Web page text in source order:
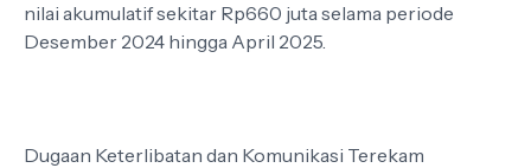
nilai akumulatif sekitar Rp660 juta selama periode
Desember 2024 hingga April 2025.
Dugaan Keterlibatan dan Komunikasi Terekam